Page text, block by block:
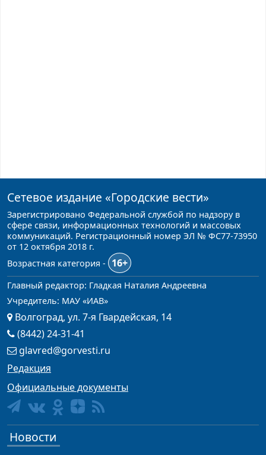
Сетевое издание «Городские вести»
Зарегистрировано Федеральной службой по надзору в
сфере связи, информационных технологий и массовых
коммуникаций. Регистрационный номер ЭЛ № ФС77-73950
от 12 октября 2018 г.
Возрастная категория -
16+
Главный редактор: Гладкая Наталия Андреевна
Учредитель: МАУ «ИАВ»
Волгоград, ул. 7-я Гвардейская, 14
(8442) 24-31-41
glavred@gorvesti.ru
Редакция
Официальные документы
Новости